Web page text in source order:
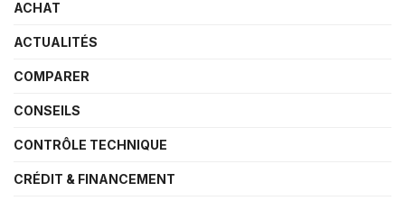
ACHAT
ACTUALITÉS
COMPARER
CONSEILS
CONTRÔLE TECHNIQUE
CRÉDIT & FINANCEMENT